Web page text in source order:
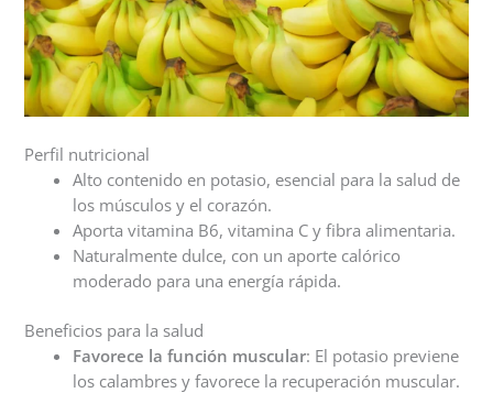
Perfil nutricional
Alto contenido en potasio, esencial para la salud de
los músculos y el corazón.
Aporta vitamina B6, vitamina C y fibra alimentaria.
Naturalmente dulce, con un aporte calórico
moderado para una energía rápida.
Beneficios para la salud
Favorece la función muscular: El potasio previene
los calambres y favorece la recuperación muscular.